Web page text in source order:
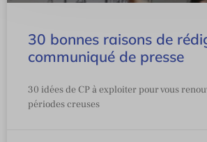
30 bonnes raisons de
communiqué de presse
30 idées de CP à exploiter pour vous
périodes creuses